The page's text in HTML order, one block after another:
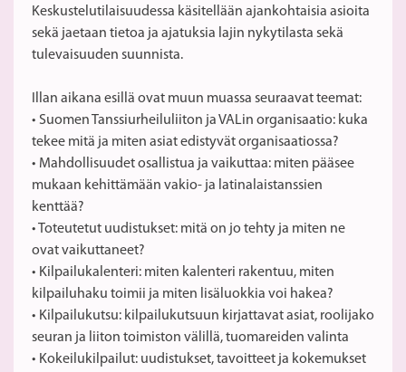
Keskustelutilaisuudessa käsitellään ajankohtaisia asioita
sekä jaetaan tietoa ja ajatuksia lajin nykytilasta sekä
tulevaisuuden suunnista.
Illan aikana esillä ovat muun muassa seuraavat teemat:
• Suomen Tanssiurheiluliiton ja VALin organisaatio: kuka
tekee mitä ja miten asiat edistyvät organisaatiossa?
• Mahdollisuudet osallistua ja vaikuttaa: miten pääsee
mukaan kehittämään vakio- ja latinalaistanssien
kenttää?
• Toteutetut uudistukset: mitä on jo tehty ja miten ne
ovat vaikuttaneet?
• Kilpailukalenteri: miten kalenteri rakentuu, miten
kilpailuhaku toimii ja miten lisäluokkia voi hakea?
• Kilpailukutsu: kilpailukutsuun kirjattavat asiat, roolijako
seuran ja liiton toimiston välillä, tuomareiden valinta
• Kokeilukilpailut: uudistukset, tavoitteet ja kokemukset